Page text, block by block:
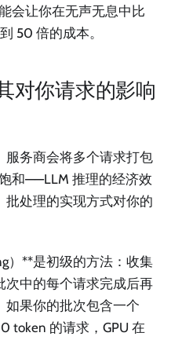
会让你在无声无息中比
50 倍的成本。
对你请求的影响
服务商会将多个请求打包
和——LLM 推理的经济效
处理的实现方式对你的
）**是初级的方法：收集
次中的每个请求完成后再
如果你的批次包含一个
token 的请求，GPU 在